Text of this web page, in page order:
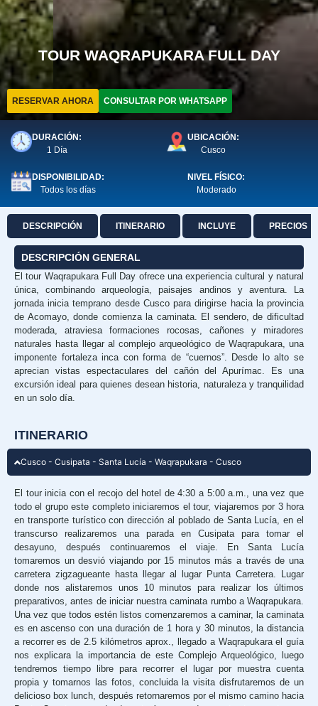
TOUR WAQRAPUKARA FULL DAY
RESERVAR AHORA CONSULTAR POR WHATSAPP
DURACIÓN:
1 Día
UBICACIÓN:
Cusco
DISPONIBILIDAD:
Todos los días
NIVEL FÍSICO:
Moderado
DESCRIPCIÓN ITINERARIO INCLUYE PRECIOS
DESCRIPCIÓN GENERAL
El tour Waqrapukara Full Day ofrece una experiencia cultural y natural
única, combinando arqueología, paisajes andinos y aventura. La
jornada inicia temprano desde Cusco para dirigirse hacia la provincia
de Acomayo, donde comienza la caminata. El sendero, de dificultad
moderada, atraviesa formaciones rocosas, cañones y miradores
naturales hasta llegar al complejo arqueológico de Waqrapukara, una
imponente fortaleza inca con forma de “cuernos”. Desde lo alto se
aprecian vistas espectaculares del cañón del Apurímac. Es una
excursión ideal para quienes desean historia, naturaleza y tranquilidad
en un solo día.
ITINERARIO
Cusco - Cusipata - Santa Lucía - Waqrapukara - Cusco
El tour inicia con el recojo del hotel de 4:30 a 5:00 a.m., una vez que
todo el grupo este completo iniciaremos el tour, viajaremos por 3 hora
en transporte turístico con dirección al poblado de Santa Lucía, en el
transcurso realizaremos una parada en Cusipata para tomar el
desayuno, después continuaremos el viaje. En Santa Lucía
tomaremos un desvió viajando por 15 minutos más a través de una
carretera zigzagueante hasta llegar al lugar Punta Carretera. Lugar
donde nos alistaremos unos 10 minutos para realizar los últimos
preparativos, antes de iniciar nuestra caminata rumbo a Waqrapukara.
Una vez que todos estén listos comenzaremos a caminar, la caminata
es en ascenso con una duración de 1 hora y 30 minutos, la distancia
a recorrer es de 2.5 kilómetros aprox., llegado a Waqrapukara el guía
nos explicara la importancia de este Complejo Arqueológico, luego
tendremos tiempo libre para recorrer el lugar por muestra cuenta
propia y tomarnos las fotos, concluida la visita disfrutaremos de un
delicioso box lunch, después retornaremos por el mismo camino hacia